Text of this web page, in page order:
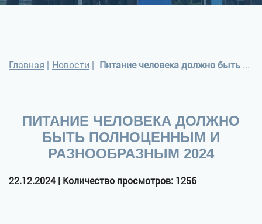
Главная | Новости | Питание человека должно быть полноценным и разнообразным 2024
ПИТАНИЕ ЧЕЛОВЕКА ДОЛЖНО
БЫТЬ ПОЛНОЦЕННЫМ И
РАЗНООБРАЗНЫМ 2024
22.12.2024 | Количество просмотров: 1256